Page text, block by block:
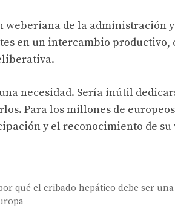
de la administración
en un intercambio productivo,
necesidad. Sería inútil
Para los millones de
y el reconocimiento de
qué el cribado hepático debe ser